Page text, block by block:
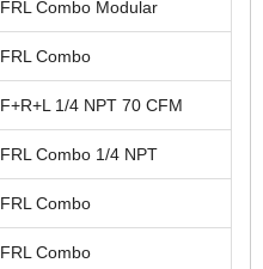
FRL Combo Modular
FRL Combo
F+R+L 1/4 NPT 70 CFM
FRL Combo 1/4 NPT
FRL Combo
FRL Combo